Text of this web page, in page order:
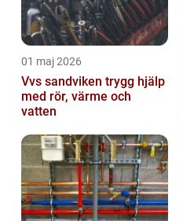
01 maj 2026
Vvs sandviken trygg hjälp
med rör, värme och
vatten